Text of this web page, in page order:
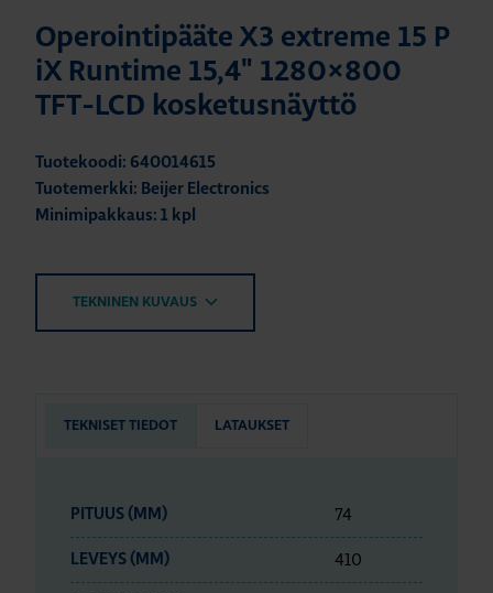
Operointipääte X3 extreme 15 P
iX Runtime 15,4" 1280×800
TFT-LCD kosketusnäyttö
Tuotekoodi: 640014615
Tuotemerkki: Beijer Electronics
Minimipakkaus: 1 kpl
TEKNINEN KUVAUS
TEKNISET TIEDOT LATAUKSET
PITUUS (MM) 74
LEVEYS (MM) 410